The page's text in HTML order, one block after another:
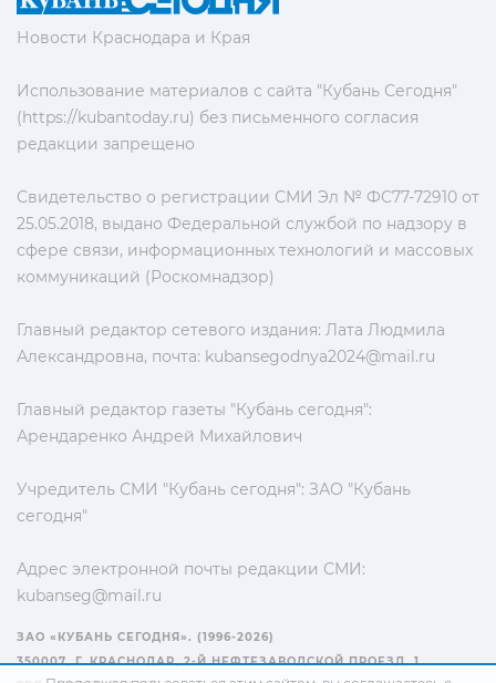
Новости Краснодара и Края
Использование материалов с сайта "Кубань Сегодня"
(https://kubantoday.ru) без письменного согласия
редакции запрещено
Свидетельство о регистрации СМИ Эл № ФС77-72910 от
25.05.2018, выдано Федеральной службой по надзору в
сфере связи, информационных технологий и массовых
коммуникаций (Роскомнадзор)
Главный редактор сетевого издания: Лата Людмила
Александровна, почта: kubansegodnya2024@mail.ru
Главный редактор газеты "Кубань сегодня":
Арендаренко Андрей Михайлович
Учредитель СМИ "Кубань сегодня": ЗАО "Кубань
сегодня"
Адрес электронной почты редакции СМИ:
kubanseg@mail.ru
ЗАО «КУБАНЬ СЕГОДНЯ». (1996-2026)
350007, Г. КРАСНОДАР, 2-Й НЕФТЕЗАВОДСКОЙ ПРОЕЗД, 1